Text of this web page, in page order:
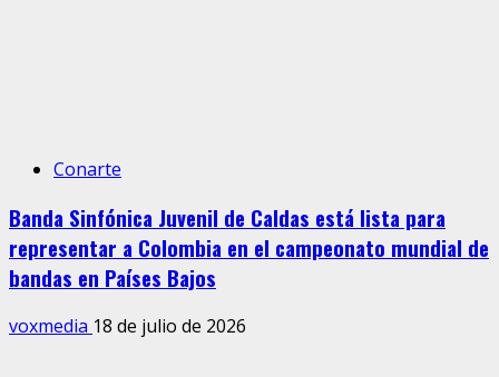
Conarte
Banda Sinfónica Juvenil de Caldas está lista para
representar a Colombia en el campeonato mundial de
bandas en Países Bajos
voxmedia 18 de julio de 2026